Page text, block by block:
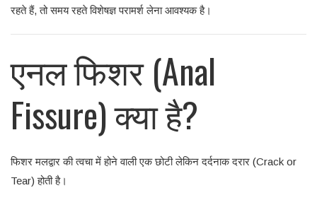
रहते हैं, तो समय रहते विशेषज्ञ परामर्श लेना आवश्यक है।
एनल फिशर (Anal
Fissure) क्या है?
फिशर मलद्वार की त्वचा में होने वाली एक छोटी लेकिन दर्दनाक दरार (Crack or
Tear) होती है।